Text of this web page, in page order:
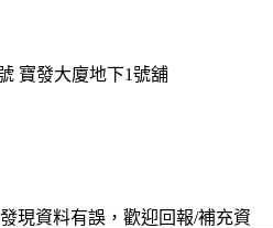
寶發大廈地下1號舖
現資料有誤，歡迎回報/補充資